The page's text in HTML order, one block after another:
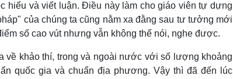
hiểu và viết luận. Điều này làm cho giáo viên tự dựng
của chúng ta cũng nằm xa đằng sau tư tưởng mới
số cao vút nhưng vẫn không thể nói, nghe được.
về khảo thí, trong và ngoài nước với số lượng khoảng
quốc gia và chuẩn địa phương. Vậy thì đã đến lúc